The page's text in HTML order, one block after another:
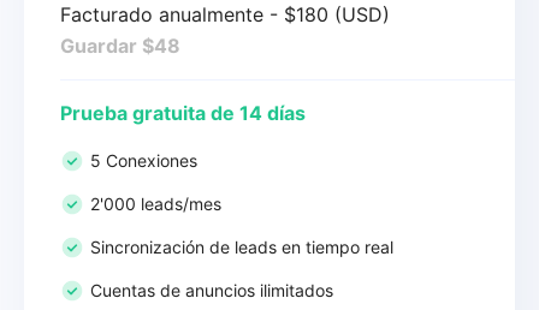
Facturado anualmente - $180 (USD)
Guardar $48
Prueba gratuita de 14 días
5 Conexiones
2'000 leads/mes
Sincronización de leads en tiempo real
Cuentas de anuncios ilimitados